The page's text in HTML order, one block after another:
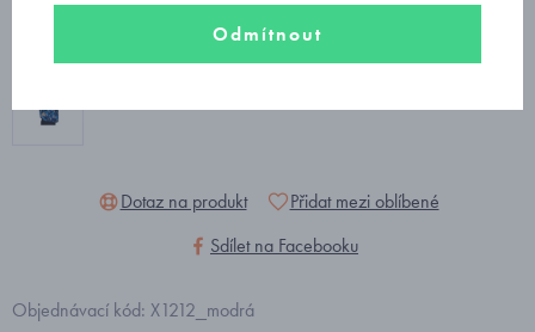
Dotaz na produkt
Přidat mezi oblíbené
Sdílet na Facebooku
Objednávací kód: X1212_modrá
Odmítnout